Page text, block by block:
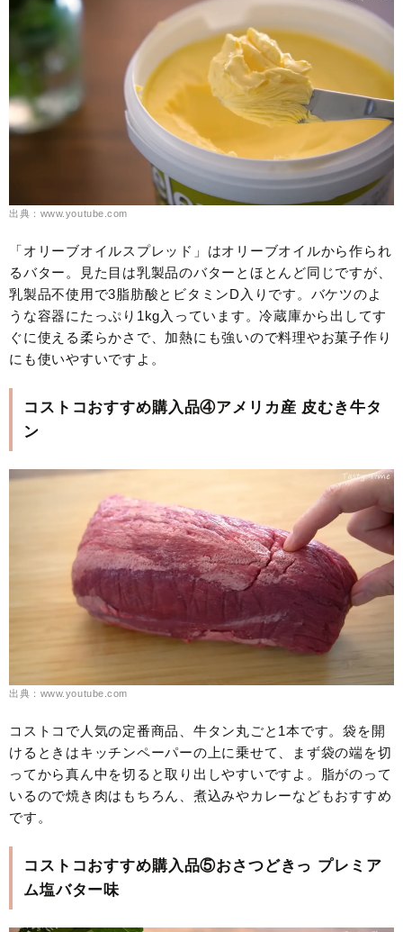
出典：www.youtube.com
「オリーブオイルスプレッド」はオリーブオイルから作られ
るバター。見た目は乳製品のバターとほとんど同じですが、
乳製品不使用で3脂肪酸とビタミンD入りです。バケツのよ
うな容器にたっぷり1kg入っています。冷蔵庫から出してす
ぐに使える柔らかさで、加熱にも強いので料理やお菓子作り
にも使いやすいですよ。
コストコおすすめ購入品④アメリカ産 皮むき牛タ
ン
出典：www.youtube.com
コストコで人気の定番商品、牛タン丸ごと1本です。袋を開
けるときはキッチンペーパーの上に乗せて、まず袋の端を切
ってから真ん中を切ると取り出しやすいですよ。脂がのって
いるので焼き肉はもちろん、煮込みやカレーなどもおすすめ
です。
コストコおすすめ購入品⑤おさつどきっ プレミア
ム塩バター味